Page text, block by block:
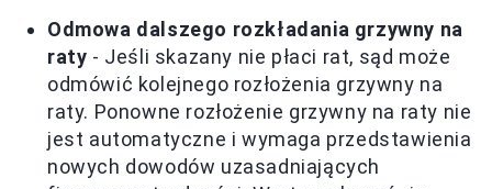
Odmowa dalszego rozkładania grzywny na
raty - Jeśli skazany nie płaci rat, sąd może
odmówić kolejnego rozłożenia grzywny na
raty. Ponowne rozłożenie grzywny na raty nie
jest automatyczne i wymaga przedstawienia
nowych dowodów uzasadniających